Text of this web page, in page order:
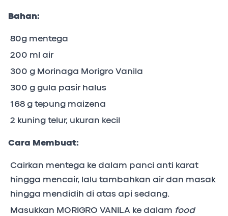
Bahan:
80g mentega
200 ml air
300 g Morinaga Morigro Vanila
300 g gula pasir halus
168 g tepung maizena
2 kuning telur, ukuran kecil
Cara Membuat:
Cairkan mentega ke dalam panci anti karat
hingga mencair, lalu tambahkan air dan masak
hingga mendidih di atas api sedang.
Masukkan MORIGRO VANILA ke dalam food